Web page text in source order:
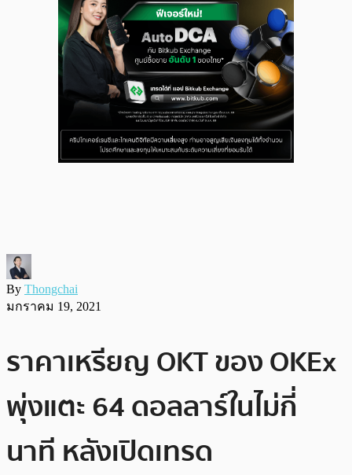
By Thongchai
มกราคม 19, 2021
ราคาเหรียญ OKT ของ OKEx
พุ่งแตะ 64 ดอลลาร์ในไม่กี่
นาที หลังเปิดเทรด